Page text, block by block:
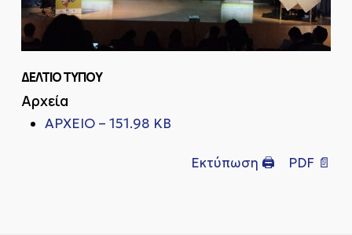
ΔΕΛΤΙΟ ΤΥΠΟΥ
Αρχεία
ΑΡΧΕΙΟ – 151.98 KB
Εκτύπωση 🖨 PDF 📄